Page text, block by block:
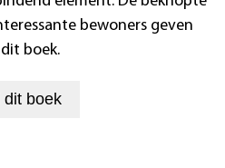
bewoners geven
boek.
dit boek